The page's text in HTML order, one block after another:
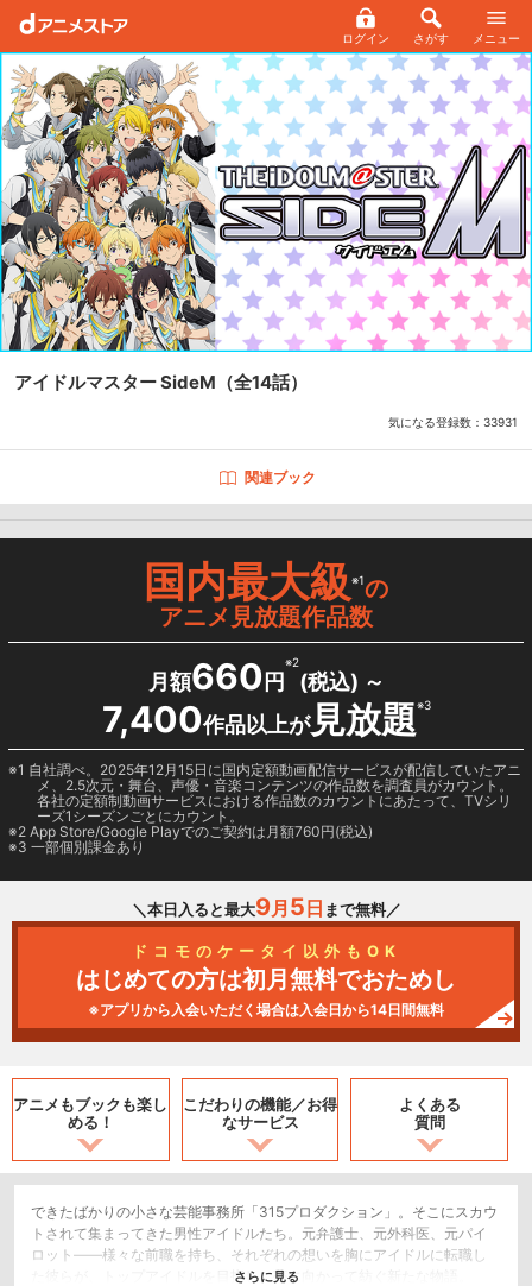
ログイン さがす メニュー
アイドルマスター SideM （全14話）
気になる登録数： 33931
関連ブック
国内最大級※1の
アニメ見放題作品数
月額660 円
※2
(税込) ～
7,400作品以上が見放題※3
1 自社調べ。2025年12月15日に国内定額動画配信サービスが配信していたアニ
メ、2.5次元・舞台、声優・音楽コンテンツの作品数を調査員がカウント。
各社の定額制動画サービスにおける作品数のカウントにあたって、TVシリ
ーズ1シーズンごとにカウント。
2 App Store/Google Playでのご契約は月額760円(税込)
3 一部個別課金あり
＼本日入ると最大9月 5 日 まで無料／
ドコモのケータイ以外もOK
はじめての方は初月無料でおためし
※アプリから入会いただく場合は入会日から14日間無料
アニメもブックも楽し
める！
こだわりの機能／お得
なサービス
よくある
質問
できたばかりの小さな芸能事務所「315プロダクション」。そこにスカウ
トされて集まってきた男性アイドルたち。元弁護士、元外科医、元パイ
ロット――様々な前職を持ち、それぞれの想いを胸にアイドルに転職し
た彼らが、トップアイドルを目指し、夢に向かって紡ぐ新たな物語。
さらに見る